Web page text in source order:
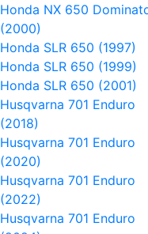
Honda NX 650
(2000)
Honda SLR 650 (1997)
Honda SLR 650 (1999)
Honda SLR 650 (2001)
Husqvarna 701 Enduro
(2018)
Husqvarna 701 Enduro
(2020)
Husqvarna 701 Enduro
(2022)
Husqvarna 701 Enduro